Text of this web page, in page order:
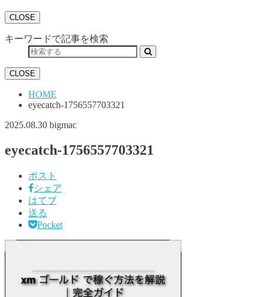
CLOSE
キーワードで記事を検索
CLOSE
HOME
eyecatch-1756557703321
2025.08.30 bigmac
eyecatch-1756557703321
ポスト
シェア
はてブ
送る
Pocket